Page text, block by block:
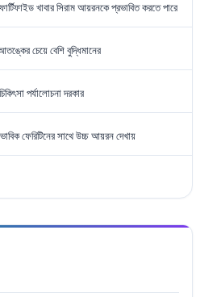
খাবার সিরাম আয়রনকে প্রভাবিত করতে পারে
চেয়ে বেশি বুদ্ধিমানের
পর্যালোচনা দরকার
ফেরিটিনের সাথে উচ্চ আয়রন দেখায়